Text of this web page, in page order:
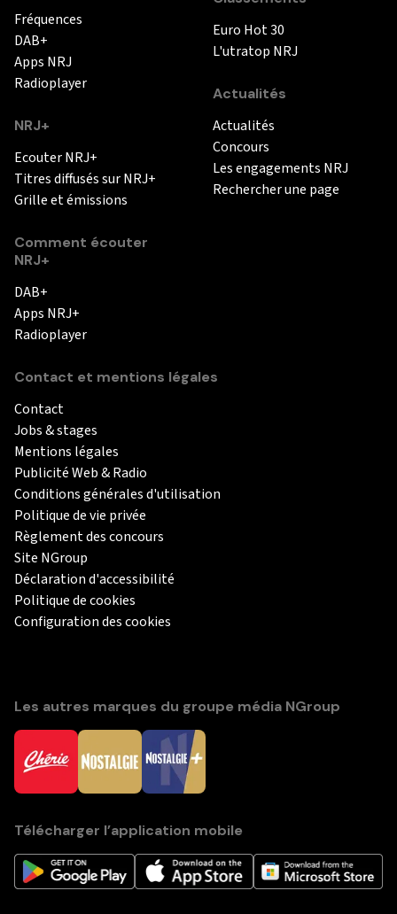
Fréquences
DAB+
Apps NRJ
Radioplayer
NRJ+
Ecouter NRJ+
Titres diffusés sur NRJ+
Grille et émissions
Comment écouter
NRJ+
DAB+
Apps NRJ+
Radioplayer
Euro Hot 30
L'utratop NRJ
Actualités
Actualités
Concours
Les engagements NRJ
Rechercher une page
Contact et mentions légales
Contact
Jobs & stages
Mentions légales
Publicité Web & Radio
Conditions générales d'utilisation
Politique de vie privée
Règlement des concours
Site NGroup
Déclaration d'accessibilité
Politique de cookies
Configuration des cookies
Les autres marques du groupe média NGroup
Télécharger l’application mobile